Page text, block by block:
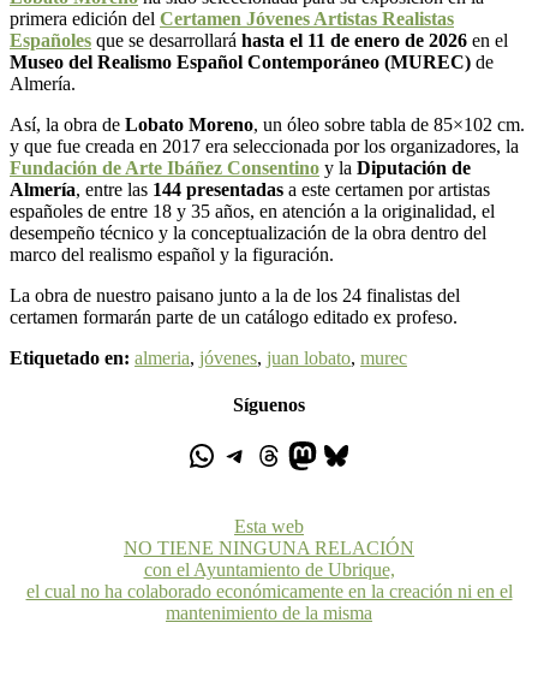
primera edición del Certamen Jóvenes Artistas Realistas
Españoles que se desarrollará hasta el 11 de enero de 2026 en el
Museo del Realismo Español Contemporáneo (MUREC) de
Almería.
Así, la obra de Lobato Moreno, un óleo sobre tabla de 85×102 cm.
y que fue creada en 2017 era seleccionada por los organizadores, la
Fundación de Arte Ibáñez Consentino y la Diputación de
Almería, entre las 144 presentadas a este certamen por artistas
españoles de entre 18 y 35 años, en atención a la originalidad, el
desempeño técnico y la conceptualización de la obra dentro del
marco del realismo español y la figuración.
La obra de nuestro paisano junto a la de los 24 finalistas del
certamen formarán parte de un catálogo editado ex profeso.
Etiquetado en: almeria, jóvenes, juan lobato, murec
Síguenos
Esta web
NO TIENE NINGUNA RELACIÓN
con el Ayuntamiento de Ubrique,
el cual no ha colaborado económicamente en la creación ni en el
mantenimiento de la misma